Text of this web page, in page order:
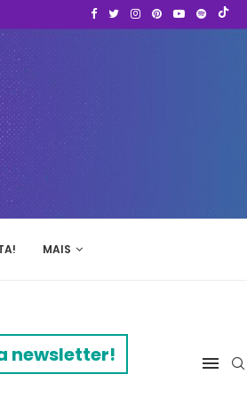
MAIS
newsletter!